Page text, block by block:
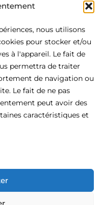
nous utilisons
pour stocker et/ou
à l'appareil. Le fait de
permettra de traiter
de navigation ou
Le fait de ne pas
peut avoir des
caractéristiques et
est la définition
Cet hôtel 4 étoiles
et constitue l'endroit idéal
porte.